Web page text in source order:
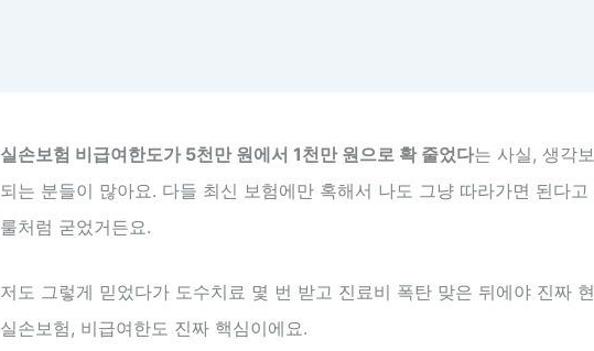
실손보험 비급여한도가 5천만 원에서 1천만 원으로 확 줄었다는 사실, 생각
되는 분들이 많아요. 다들 최신 보험에만 혹해서 나도 그냥 따라가면 된다
룰처럼 굳었거든요.
저도 그렇게 믿었다가 도수치료 몇 번 받고 진료비 폭탄 맞은 뒤에야 진짜
실손보험, 비급여한도 진짜 핵심이에요.